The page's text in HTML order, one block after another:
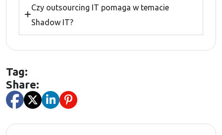
Czy outsourcing IT pomaga w temacie
Shadow IT?
Tag:
Share: